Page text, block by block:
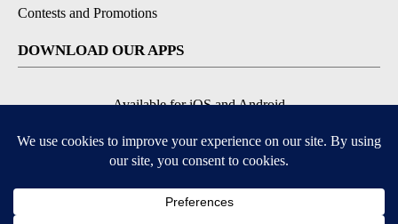
Contests and Promotions
DOWNLOAD OUR APPS
Available for iOS and Android